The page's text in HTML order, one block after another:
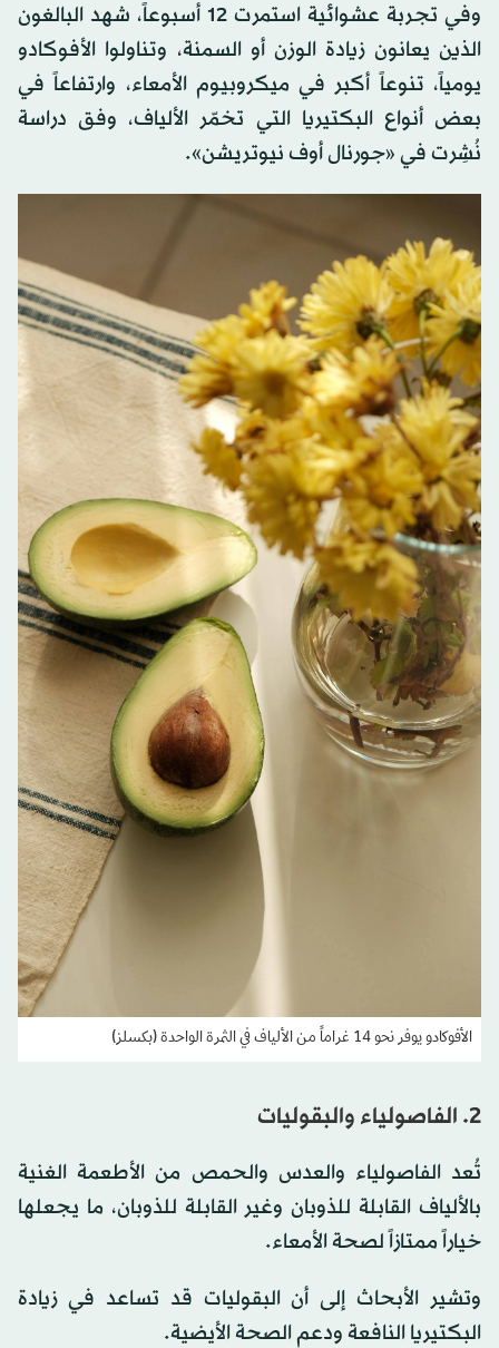
وفي تجربة عشوائية استمرت 12 أسبوعاً، شهد البالغون
الذين يعانون زيادة الوزن أو السمنة، وتناولوا الأفوكادو
يومياً، تنوعاً أكبر في ميكروبيوم الأمعاء، وارتفاعاً في
بعض أنواع البكتيريا التي تخمّر الألياف، وفق دراسة
نُشِرت في «جورنال أوف نيوتريشن».
الأفوكادو يوفر نحو 14 غراماً من الألياف في الثمرة الواحدة (بكسلز)
2. الفاصولياء والبقوليات
تُعد الفاصولياء والعدس والحمص من الأطعمة الغنية
بالألياف القابلة للذوبان وغير القابلة للذوبان، ما يجعلها
خياراً ممتازاً لصحة الأمعاء.
وتشير الأبحاث إلى أن البقوليات قد تساعد في زيادة
البكتيريا النافعة ودعم الصحة الأيضية.